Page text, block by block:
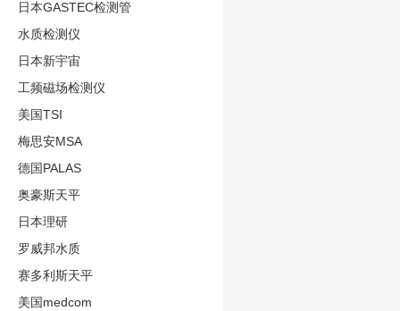
日本GASTEC检测管
水质检测仪
日本新宇宙
工频磁场检测仪
美国TSI
梅思安MSA
德国PALAS
奥豪斯天平
日本理研
罗威邦水质
赛多利斯天平
美国medcom